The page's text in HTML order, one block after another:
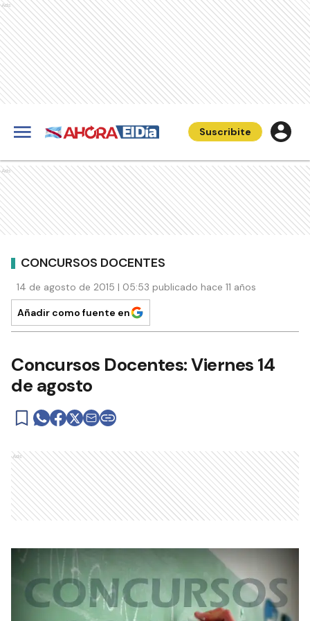
Ads
Suscribite
Ads
CONCURSOS DOCENTES
14 de agosto de 2015 | 05:53 publicado hace 11 años
Añadir como fuente en
Concursos Docentes: Viernes 14
de agosto
Ads